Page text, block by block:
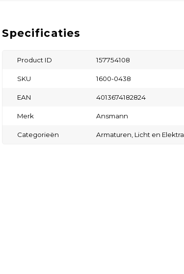
Specificaties
Product ID 157754108
SKU 1600-0438
EAN 4013674182824
Merk Ansmann
Categorieën Armaturen, Licht en Elektra,